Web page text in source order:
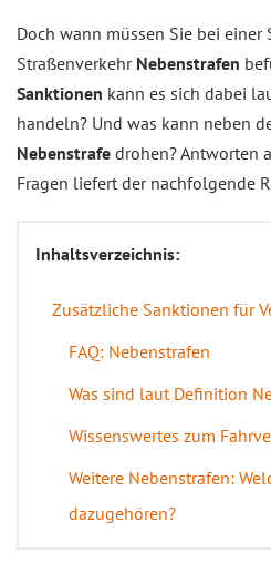
Doch wann müssen Sie bei
Straßenverkehr Nebenstrafen
Sanktionen kann es sich dabei
handeln? Und was kann neben
Nebenstrafe drohen? Antworten
Fragen liefert der nachfolgende
Inhaltsverzeichnis:
Zusätzliche Sanktionen für
FAQ: Nebenstrafen
Was sind laut Definition
Wissenswertes zum
Weitere Nebenstrafen:
dazugehören?